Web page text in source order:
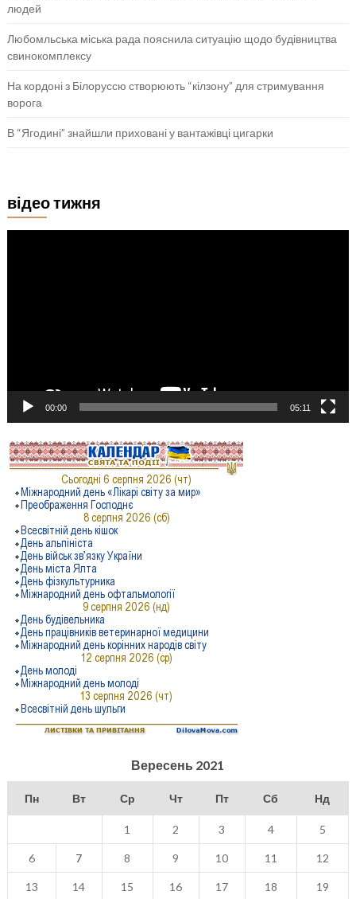
людей
Любомльська міська рада пояснила ситуацію щодо будівництва
свинокомплексу
На кордоні з Білоруссю створюють “кілзону” для стримування
ворога
В “Ягодині” знайшли приховані у вантажівці цигарки
відео тижня
00:00 05:11
Вересень 2021
Пн Вт Ср Чт Пт Сб Нд
1 2 3 4 5
6 7 8 9 10 11 12
13 14 15 16 17 18 19